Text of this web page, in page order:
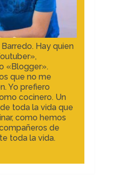
Hay quien
«Blogger».
que no me
Yo prefiero
cocinero. Un
toda la vida que
como hemos
de
toda la vida.